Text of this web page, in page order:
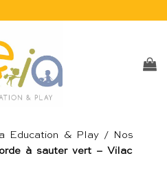
Education & Play/
Nos
à sauter vert – Vilac